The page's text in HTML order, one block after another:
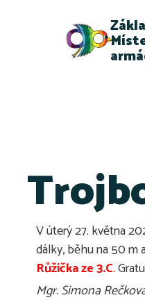
V úterý 27. května
dálky, běhu na 50 m
Růžička ze 3.C.
Mgr. Simona